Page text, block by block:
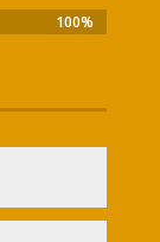
100%
100%